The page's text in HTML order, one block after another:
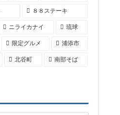
８８ステーキ
ニライカナイ 琉球
限定グルメ 浦添市
北谷町 南部そば